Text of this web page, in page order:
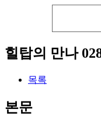
힐탑의 만나
목록
본문